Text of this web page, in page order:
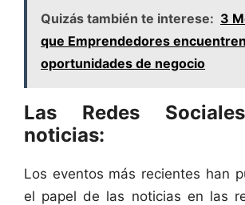
Quizás también te interese: 3
que Emprendedores
oportunidades de negocio
Las Redes
noticias:
Los eventos más recientes han
el papel de las noticias en las